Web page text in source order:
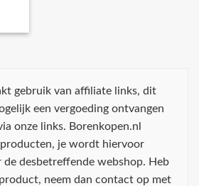
gebruik van affiliate links, dit
een vergoeding ontvangen
onze links. Borenkopen.nl
je wordt hiervoor
de desbetreffende webshop. Heb
neem dan contact op met